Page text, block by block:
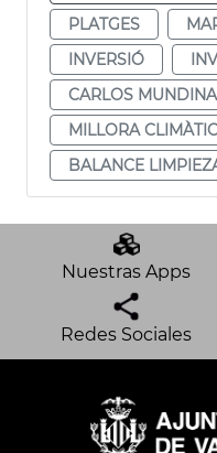
PLATGES
INVERSIÓ
CARLOS MUNDINA
MILLORA
BALANCE
Nuestras Apps
Redes Sociales